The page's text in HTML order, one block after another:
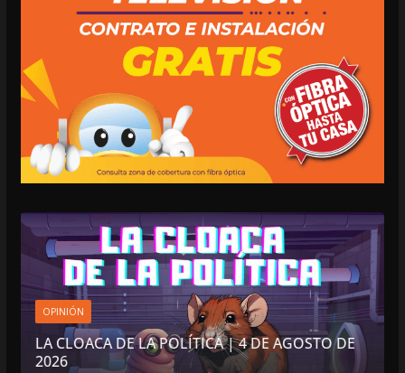
OPINIÓN
LA CLOACA DE LA POLÍTICA | 4 DE AGOSTO DE
2026